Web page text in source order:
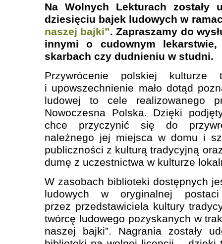
Na Wolnych Lekturach zostały
dziesięciu bajek ludowych w
naszej bajki”. Zapraszamy do
innymi o cudownym
skarbach czy dudnieniu w studni.
Przywrócenie polskiej kulturze
i upowszechnienie mało dotąd
ludowej to cele realizowanego
Nowoczesna Polska. Dzięki
chce przyczynić się do
należnego jej miejsca w domu i
publiczności z kulturą tradycyjną
dumę z uczestnictwa w kulturze
W zasobach biblioteki dostępnych
ludowych w oryginalnej
przez przedstawiciela kultury
twórcę ludowego pozyskanych w
naszej bajki”. Nagrania zostały